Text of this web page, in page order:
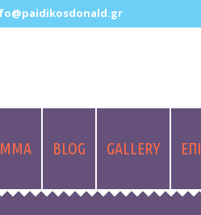
BLOG GALLERY